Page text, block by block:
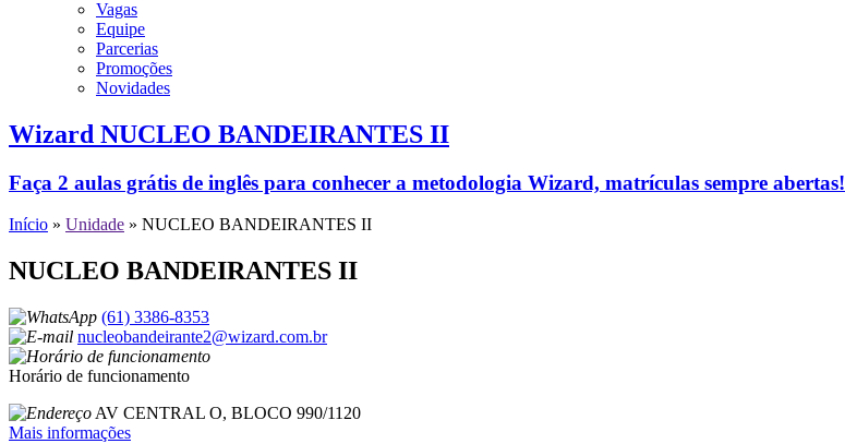
Vagas
Equipe
Parcerias
Promoções
Novidades
Wizard NUCLEO BANDEIRANTES II
Faça 2 aulas grátis de inglês para conhecer a metodologia Wizard, matrículas sempre abertas!
Início » Unidade » NUCLEO BANDEIRANTES II
NUCLEO BANDEIRANTES II
(61) 3386-8353
nucleobandeirante2@wizard.com.br
Horário de funcionamento
AV CENTRAL O, BLOCO 990/1120
Mais informações